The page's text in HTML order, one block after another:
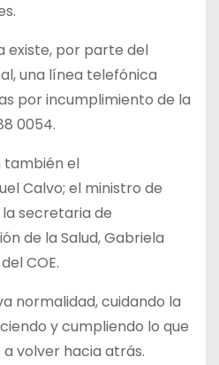
existe, por parte del
una línea telefónica
por incumplimiento de la
0054.
el
Calvo; el ministro de
la secretaria de
de la Salud, Gabriela
COE.
normalidad, cuidando la
y cumpliendo lo que
a volver hacia atrás.